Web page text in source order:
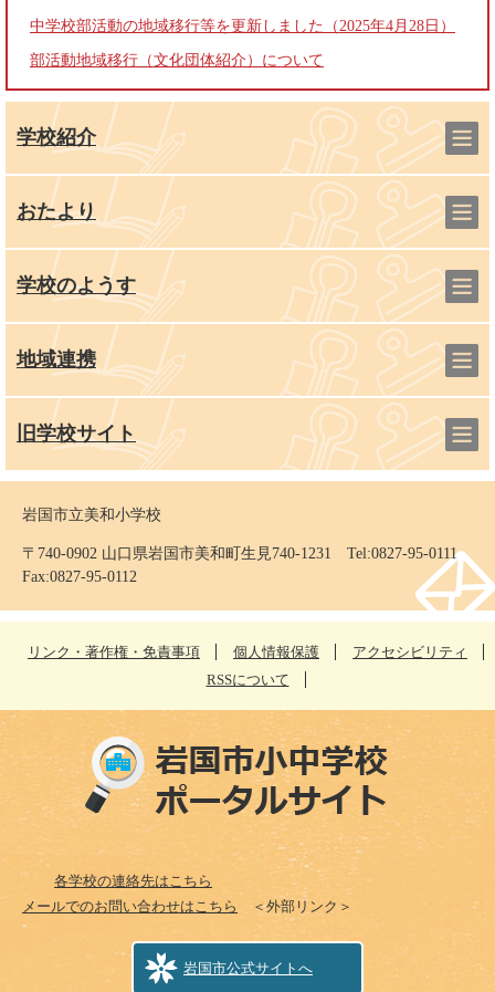
中学校部活動の地域移行等を更新しました（2025年4月28日）
部活動地域移行（文化団体紹介）について
学校紹介
おたより
学校のようす
地域連携
旧学校サイト
岩国市立美和小学校
〒740-0902 山口県岩国市美和町生見740-1231 Tel:0827-95-0111
Fax:0827-95-0112
リンク・著作権・免責事項 個人情報保護
アクセシビリティ
RSSについて
各学校の連絡先はこちら
メールでのお問い合わせはこちら
＜外部リンク＞
岩国市公式サイトへ